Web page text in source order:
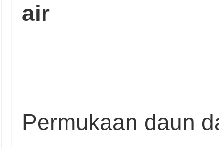
air
Permukaan daun